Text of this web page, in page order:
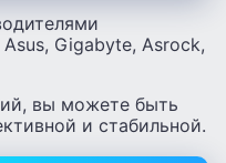
Gigabyte, Asrock,
вы можете быть
и стабильной.